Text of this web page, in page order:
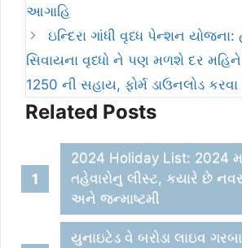
આગાહિ
ઇન્દિરા ગાંધી વૃધ્ધ પેન્શન યોજના:
સિવાયના વૃધ્ધો ને પણ મળશે દર
1250 ની સહાય, ફોર્મ ડાઉનલોડ
Related Posts
2024 Holiday List: 2024
તહેવારોનુ લીસ્ટ, કયારે છે
અને જન્માષ્ટમી
યુનાઇટેડ વે બરોડા લાઇવ